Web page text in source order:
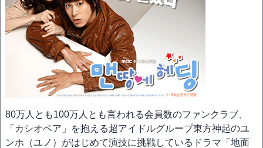
80万人とも100万人とも言われる会員数のファンクラブ、
「カシオペア」を抱える超アイドルグループ東方神起のユ
ンホ（ユノ）がはじめて演技に挑戦しているドラマ「地面